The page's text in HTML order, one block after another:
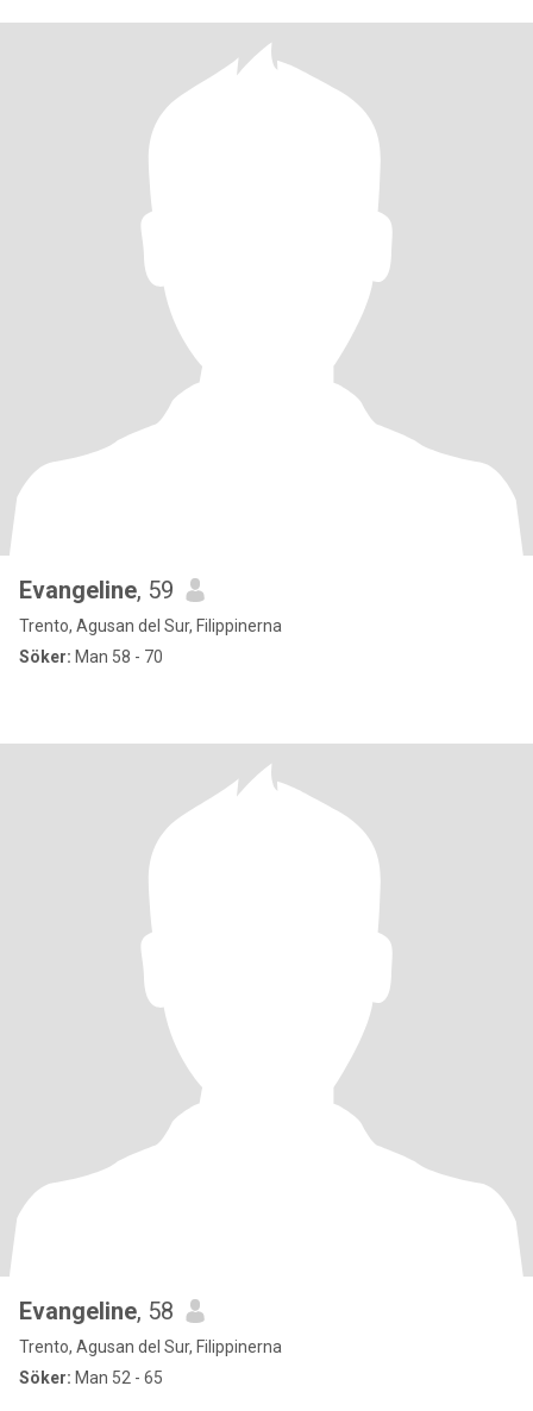
Evangeline, 59
Trento, Agusan del Sur, Filippinerna
Söker: Man 58 - 70
Evangeline, 58
Trento, Agusan del Sur, Filippinerna
Söker: Man 52 - 65